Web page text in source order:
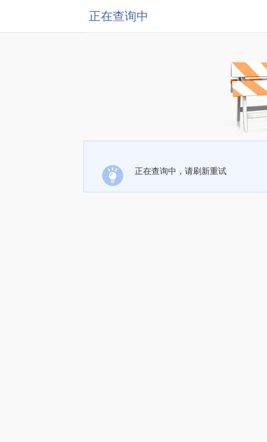
正在查询中
正在查询中，请刷新重试